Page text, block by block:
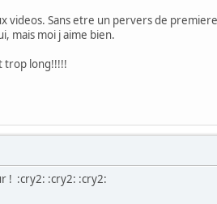
videos. Sans etre un pervers de
mais moi j aime bien.
trop long!!!!!
! :cry2: :cry2: :cry2: